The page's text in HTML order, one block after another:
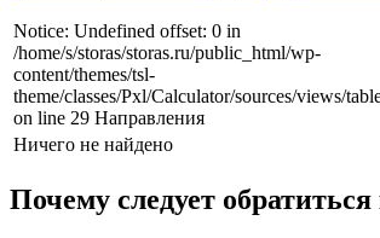
Notice: Undefined offset: 0 in
/home/s/storas/storas.ru/public_html/wp-
content/themes/tsl-
theme/classes/Pxl/Calculator/sources/views/
on line 29 Направления
Ничего не найдено
Почему следует